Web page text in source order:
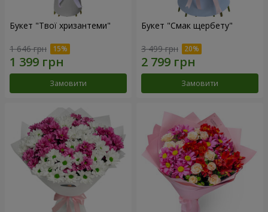
Букет "Твої хризантеми"
1 646 грн
Замовити
Букет "Смак щербету"
3 499 грн
Замовити